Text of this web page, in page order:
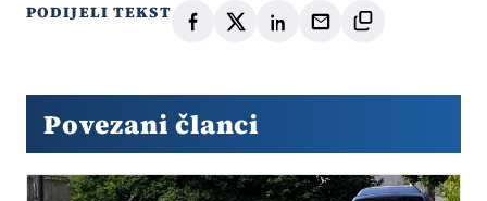
PODIJELI TEKST
Povezani članci